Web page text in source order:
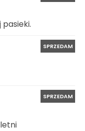
SPRZEDAM
SPRZEDAM